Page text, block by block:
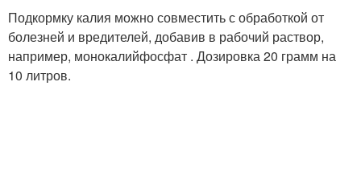
Подкормку калия можно совместить с обработкой от
болезней и вредителей, добавив в рабочий раствор,
например, монокалийфосфат . Дозировка 20 грамм на
10 литров.